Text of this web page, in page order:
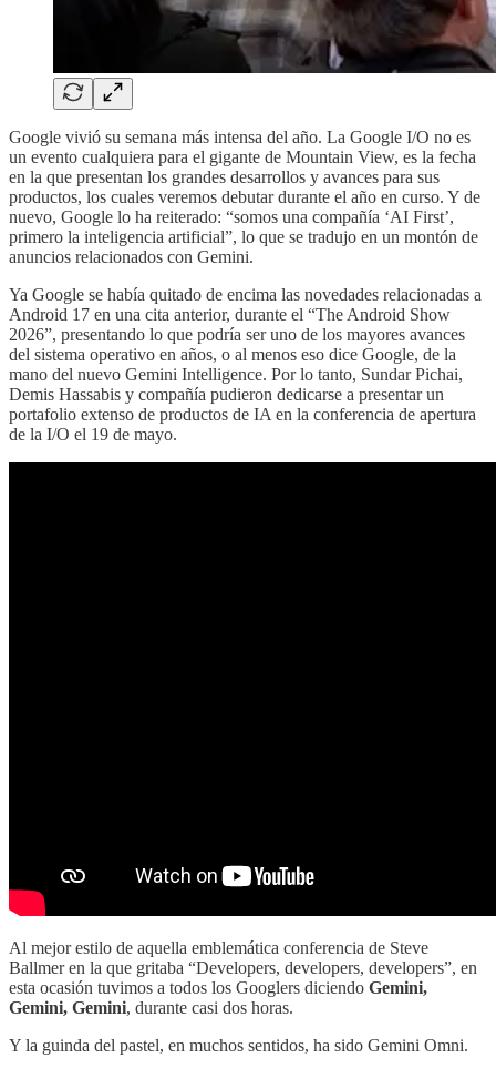
Google vivió su semana más intensa del año. La Google I/O no es
un evento cualquiera para el gigante de Mountain View, es la fecha
en la que presentan los grandes desarrollos y avances para sus
productos, los cuales veremos debutar durante el año en curso. Y de
nuevo, Google lo ha reiterado: “somos una compañía ‘AI First’,
primero la inteligencia artificial”, lo que se tradujo en un montón de
anuncios relacionados con Gemini.
Ya Google se había quitado de encima las novedades relacionadas a
Android 17 en una cita anterior, durante el “The Android Show
2026”, presentando lo que podría ser uno de los mayores avances
del sistema operativo en años, o al menos eso dice Google, de la
mano del nuevo Gemini Intelligence. Por lo tanto, Sundar Pichai,
Demis Hassabis y compañía pudieron dedicarse a presentar un
portafolio extenso de productos de IA en la conferencia de apertura
de la I/O el 19 de mayo.
Al mejor estilo de aquella emblemática conferencia de Steve
Ballmer en la que gritaba “Developers, developers, developers”, en
esta ocasión tuvimos a todos los Googlers diciendo Gemini,
Gemini, Gemini, durante casi dos horas.
Y la guinda del pastel, en muchos sentidos, ha sido Gemini Omni.